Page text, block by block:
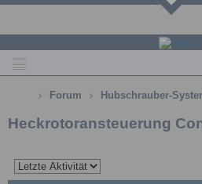
Forum Hubschrauber-
Heckrotoransteuerung